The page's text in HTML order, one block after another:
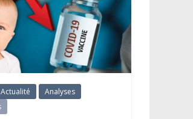
Actualité
Analyses